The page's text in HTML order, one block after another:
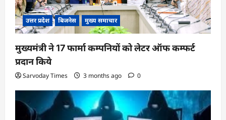
o
n उत्तर प्रदेश बिजनेस मुख्य समाचार
मुख्यमंत्री ने 17 फार्मा कम्पनियों को लेटर ऑफ कम्फर्ट
प्रदान किये
Sarvoday Times 3 months ago 0